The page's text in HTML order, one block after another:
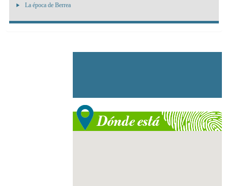
La época de Berrea